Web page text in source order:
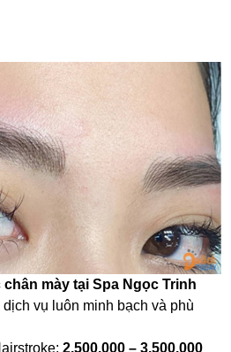
mày tại Spa Ngọc Trinh
dịch vụ luôn minh bạch và phù
2.500.000 – 3.500.000